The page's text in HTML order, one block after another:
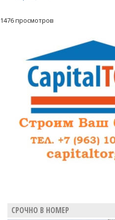
1476 просмотров
СРОЧНО В НОМЕР